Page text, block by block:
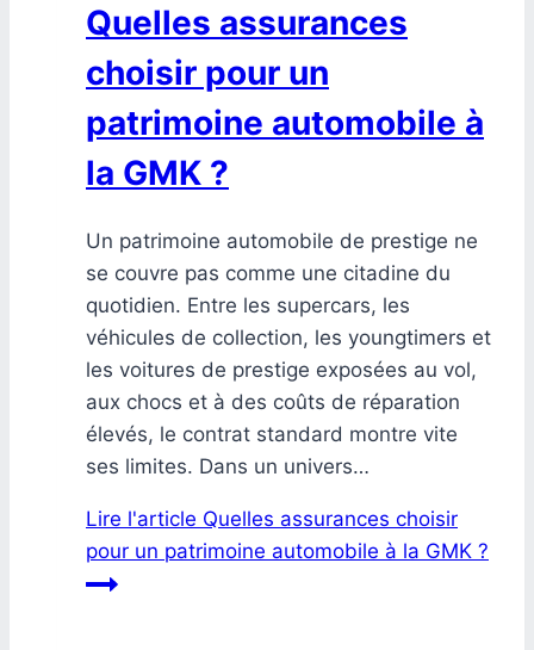
Quelles assurances
choisir pour un
patrimoine automobile à
la GMK ?
Un patrimoine automobile de prestige ne
se couvre pas comme une citadine du
quotidien. Entre les supercars, les
véhicules de collection, les youngtimers et
les voitures de prestige exposées au vol,
aux chocs et à des coûts de réparation
élevés, le contrat standard montre vite
ses limites. Dans un univers…
Lire l'article Quelles assurances choisir
pour un patrimoine automobile à la GMK ?